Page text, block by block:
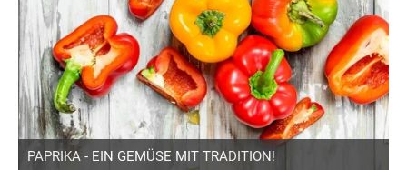
PAPRIKA - EIN GEMÜSE MIT TRADITION!